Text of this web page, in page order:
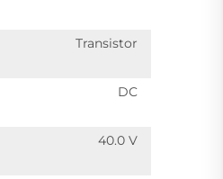
Transistor
DC
40.0 V